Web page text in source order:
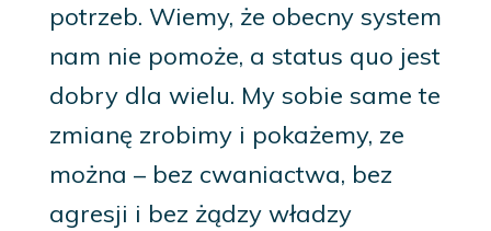
potrzeb. Wiemy, że obecny system
nam nie pomoże, a status quo jest
dobry dla wielu. My sobie same te
zmianę zrobimy i pokażemy, ze
można – bez cwaniactwa, bez
agresji i bez żądzy władzy